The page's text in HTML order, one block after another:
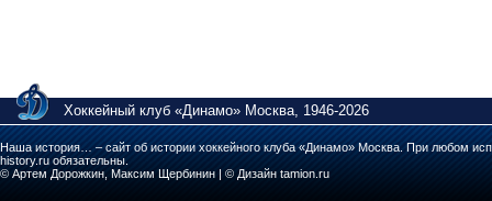
Хоккейный клуб «Динамо» Москва, 1946-2026
Наша история… – сайт об истории хоккейного клуба «Динамо» Москва. При любом
history.ru обязательны.
© Артем Дорожкин, Максим Щербинин | © Дизайн tamion.ru